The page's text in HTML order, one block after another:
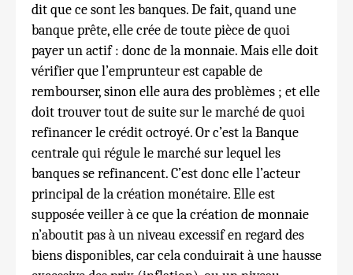
dit que ce sont les banques. De fait, quand une
banque prête, elle crée de toute pièce de quoi
payer un actif : donc de la monnaie. Mais elle doit
vérifier que l’emprunteur est capable de
rembourser, sinon elle aura des problèmes ; et elle
doit trouver tout de suite sur le marché de quoi
refinancer le crédit octroyé. Or c’est la Banque
centrale qui régule le marché sur lequel les
banques se refinancent. C’est donc elle l’acteur
principal de la création monétaire. Elle est
supposée veiller à ce que la création de monnaie
n’aboutit pas à un niveau excessif en regard des
biens disponibles, car cela conduirait à une hausse